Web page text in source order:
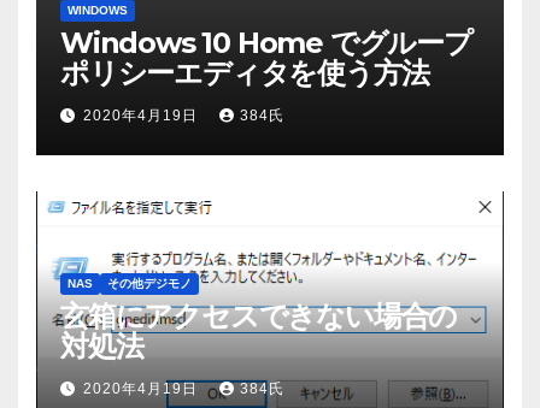
WINDOWS
Windows 10 Home でグループ
ポリシーエディタを使う方法
2020年4月19日 384氏
NAS その他デジモノ
玄箱にアクセスできない場合の
対処法
2020年4月19日 384氏